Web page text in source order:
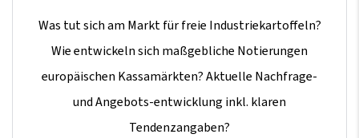
Was tut sich am Markt für freie Industriekartoffeln?
Wie entwickeln sich maßgebliche Notierungen
europäischen Kassamärkten? Aktuelle Nachfrage-
und Angebots-entwicklung inkl. klaren
Tendenzangaben?